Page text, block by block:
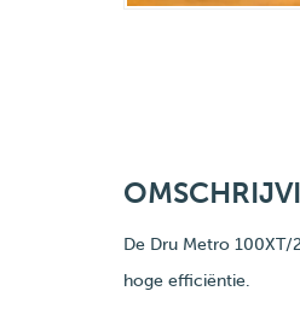
De Dru Metro
hoge efficiëntie.